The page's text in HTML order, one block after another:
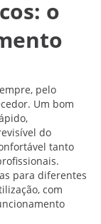
o
pelo
Um bom
do
tanto
para diferentes
com